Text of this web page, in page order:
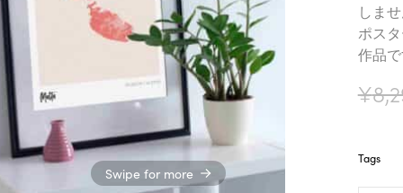
Swipe for more
しま
ポス
作品
¥
Tags